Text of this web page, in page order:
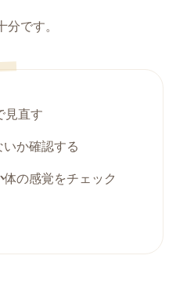
です。
見直す
いか確認する
体の感覚をチェック